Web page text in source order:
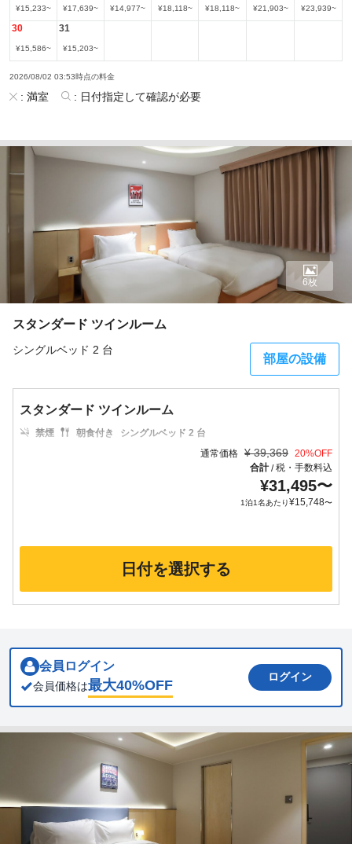
¥15,233~ ¥17,639~ ¥14,977~ ¥18,118~ ¥18,118~ ¥21,903~ ¥23,939~
30
¥15,586~
31
¥15,203~
2026/08/02 03:53時点の料金
: 満室 : 日付指定して確認が必要
スタンダード ツインルーム
シングルベッド 2 台
部屋の設備
6枚
スタンダード ツインルーム
禁煙 朝食付き
シングルベッド 2 台
通常価格 ¥ 39,369 20%OFF
合計/税・手数料込
¥31,495〜
1泊1名あたり¥15,748〜
日付を選択する
会員ログイン
会員価格は最大40%OFF
ログイン